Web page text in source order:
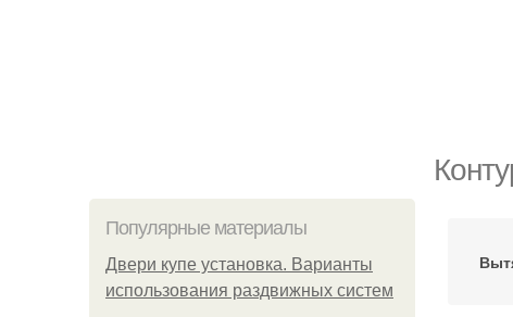
Популярные материалы
Двери купе установка. Варианты
использования раздвижных систем